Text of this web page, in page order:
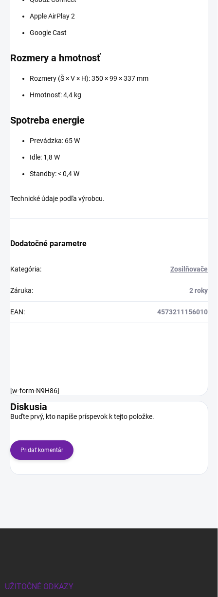
Apple AirPlay 2
Google Cast
Rozmery a hmotnosť
Rozmery (Š × V × H): 350 × 99 × 337 mm
Hmotnosť: 4,4 kg
Spotreba energie
Prevádzka: 65 W
Idle: 1,8 W
Standby: < 0,4 W
Technické údaje podľa výrobcu.
Dodatočné parametre
Kategória: Zosilňovače
Záruka: 2 roky
EAN: 4573211156010
[w-form-N9H86]
Diskusia
Buďte prvý, kto napíše príspevok k tejto položke.
Pridať komentár
UŽITOČNÉ ODKAZY